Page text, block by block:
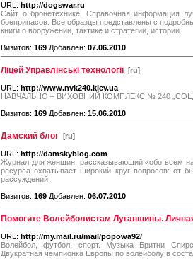
URL: http://dogswar.ru
Сайт о бронетехнике. Справочная информация
боеприпасов. Все образцы представлены с
книги о вооружении, тактике и стратегии, истории.
Визитов: 169 Добавлен: 07.06.2010
Ліцей Управлінські технології[ru]
URL: http://www.nvk240.kiev.ua
НАВЧАЛЬНО – ВИХОВНИЙ КОМПЛЕКС № 240
Визитов: 169 Добавлен: 15.06.2010
Дамский блог [ru]
URL: http://damskyblog.com
Журнал для женщин, рассказывающий «обо всем
ресурса охватывает широкий круг вопросов: от
рассуждений.
Визитов: 169 Добавлен: 06.07.2010
Помогите Волейболистам Луганшины.
URL: http://my.mail.ru/mail/popowa92/
Волейбол, футбол, спорт. Музыка Бритни
Двукратная чемпионка Европы по волейболу в